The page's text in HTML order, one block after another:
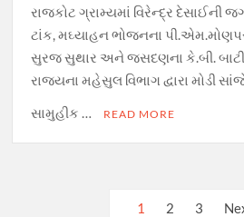
રાજકોટ ગ્રામ્યમાં વિરેન્દ્ર દેસાઈની
ટાંક, મઘ્યાહન ભોજનના
સુરજ સુથાર અને જસદણના કે.બી. બાટી
રાજ્યના મહેસુલ વિભાગ દ્વારા મોડી
સામુહીક …
READ MORE
1 2 3